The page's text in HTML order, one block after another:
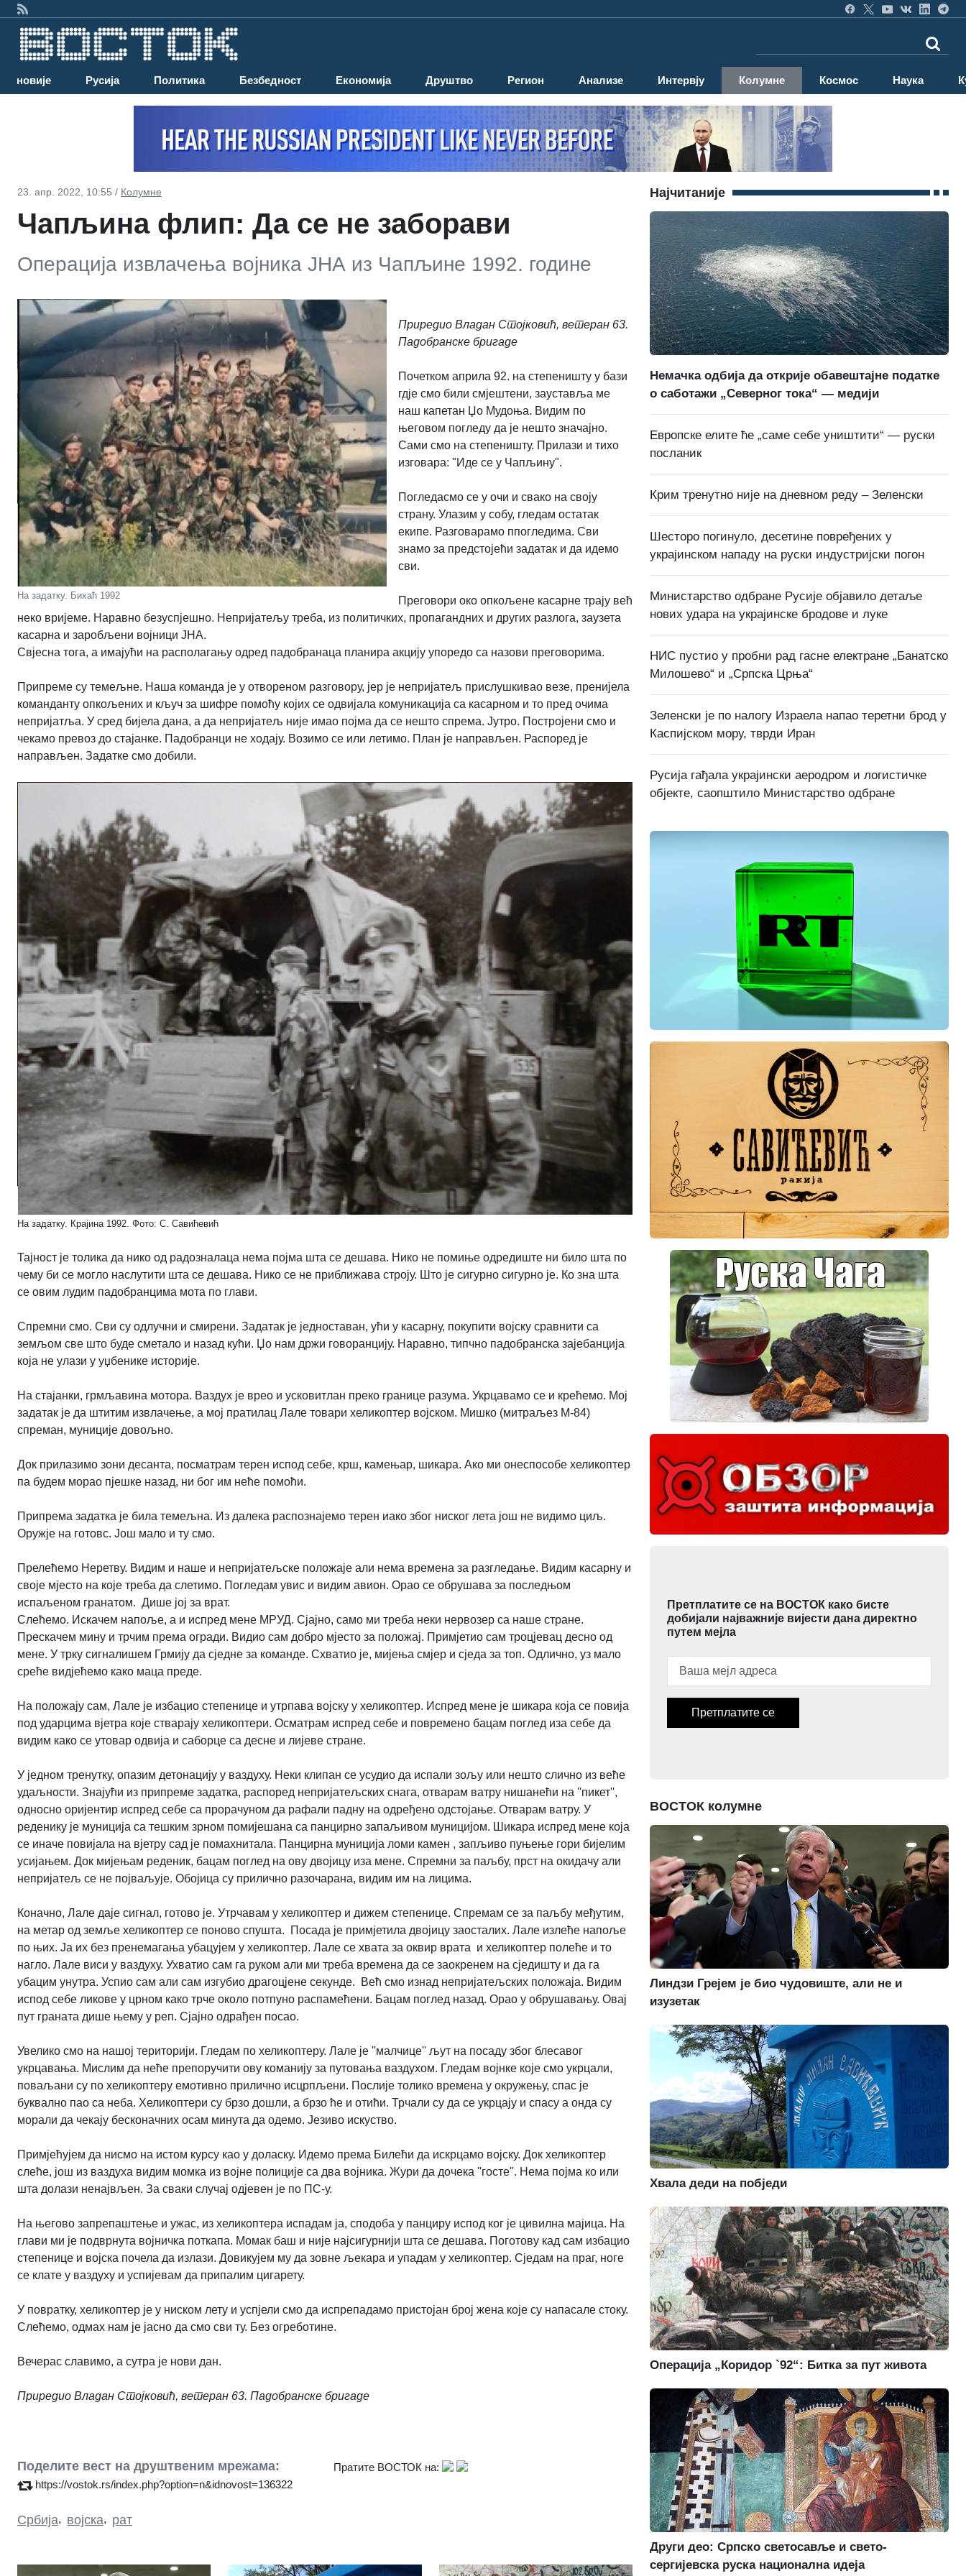
Најновије Русија Политика Безбедност Економија Друштво Регион Анализе Интервју Колумне Космос Наука
23. апр. 2022, 10:55 / Колумне
Чапљина флип: Да се не заборави
Операција извлачења војника ЈНА из Чапљине 1992. године
На задатку. Бихаћ 1992
Приредио Владан Стојковић, ветеран 63.
Падобранске бригаде
Почетком априла 92. на степеништу у бази
гдје смо били смјештени, зауставља ме
наш капетан Џо Мудоња. Видим по
његовом погледу да је нешто значајно.
Сами смо на степеништу. Прилази и тихо
изговара: "Иде се у Чапљину".
Погледасмо се у очи и свако на своју
страну. Улазим у собу, гледам остатак
екипе. Разговарамо ппогледима. Сви
знамо за предстојећи задатак и да идемо
сви.
Преговори око опкољене касарне трају већ
неко вријеме. Наравно безуспјешно. Непријатељу треба, из политичких, пропагандних и других разлога, заузета
касарна и заробљени војници ЈНА.
Свјесна тога, а имајући на располагању одред падобранаца планира акцију упоредо са назови преговорима.
Припреме су темељне. Наша команда је у отвореном разговору, јер је непријатељ прислушкивао везе, пренијела
команданту опкољених и кључ за шифре помоћу којих се одвијала комуникација са касарном и то пред очима
непријатља. У сред бијела дана, а да непријатељ није имао појма да се нешто спрема. Јутро. Постројени смо и
чекамо превоз до стајанке. Падобранци не ходају. Возимо се или летимо. План је направљен. Распоред је
направљен. Задатке смо добили.
На задатку. Крајина 1992. Фото: С. Савићевић
Тајност је толика да нико од радозналаца нема појма шта се дешава. Нико не помиње одредиште ни било шта по
чему би се могло наслутити шта се дешава. Нико се не приближава строју. Што је сигурно сигурно је. Ко зна шта
се овим лудим падобранцима мота по глави.
Спремни смо. Сви су одлучни и смирени. Задатак је једноставан, ући у касарну, покупити војску сравнити са
земљом све што буде сметало и назад кући. Џо нам држи говоранцију. Наравно, типчно падобранска зајебанција
која не улази у уџбенике историје.
На стајанки, грмљавина мотора. Ваздух је врео и усковитлан преко границе разума. Укрцавамо се и крећемо. Мој
задатак је да штитим извлачење, а мој пратилац Лале товари хеликоптер војском. Мишко (митраљез М-84)
спреман, муниције довољно.
Док прилазимо зони десанта, посматрам терен испод себе, крш, камењар, шикара. Ако ми онеспособе хеликоптер
па будем морао пјешке назад, ни бог им неће помоћи.
Припрема задатка је била темељна. Из далека распознајемо терен иако због ниског лета још не видимо циљ.
Оружје на готовс. Још мало и ту смо.
Прелећемо Неретву. Видим и наше и непријатељске положаје али нема времена за разгледање. Видим касарну и
своје мјесто на које треба да слетимо. Погледам увис и видим авион. Орао се обрушава за последњом
испаљеном гранатом. Дише јој за врат.
Слећемо. Искачем напоље, а и испред мене МРУД. Сјајно, само ми треба неки нервозер са наше стране.
Прескачем мину и трчим према огради. Видио сам добро мјесто за положај. Примјетио сам троцјевац десно од
мене. У трку сигналишем Грмију да сједне за команде. Схватио је, мијења смјер и сједа за топ. Одлично, уз мало
среће видјећемо како маца преде.
На положају сам, Лале је избацио степенице и утрпава војску у хеликоптер. Испред мене је шикара која се повија
под ударцима вјетра које стварају хеликоптери. Осматрам испред себе и повремено бацам поглед иза себе да
видим како се утовар одвија и саборце са десне и лијеве стране.
У једном тренутку, опазим детонацију у ваздуху. Неки клипан се усудио да испали зољу или нешто слично из веће
удаљности. Знајући из припреме задатка, распоред непријатељских снага, отварам ватру нишанећи на ''пикет'',
односно оријентир испред себе са прорачуном да рафали падну на одређено одстојање. Отварам ватру. У
реденику је муниција са тешким зрном помијешана са панцирно запаљивом муницијом. Шикара испред мене која
се иначе повијала на вјетру сад је помахнитала. Панцирна муниција ломи камен , запљиво пуњење гори бијелим
усијањем. Док мијењам реденик, бацам поглед на ову двојицу иза мене. Спремни за паљбу, прст на окидачу али
непријатељ се не појваљује. Обојица су прилично разочарана, видим им на лицима.
Коначно, Лале даје сигнал, готово је. Утрчавам у хеликоптер и дижем степенице. Спремам се за паљбу међутим,
на метар од земље хеликоптер се поново спушта. Посада је примјетила двојицу заосталих. Лале излеће напоље
по њих. Ја их без пренемагања убацујем у хеликоптер. Лале се хвата за оквир врата и хеликоптер полеће и то
нагло. Лале виси у ваздуху. Ухватио сам га руком али ми треба времена да се заокренем на сједишту и да га
убацим унутра. Успио сам али сам изгубио драгоцјене секунде. Већ смо изнад непријатељских положаја. Видим
испод себе ликове у црном како трче около потпуно распамећени. Бацам поглед назад. Орао у обрушавању. Овај
пут граната дише њему у реп. Сјајно одрађен посао.
Увелико смо на нашој територији. Гледам по хеликоптеру. Лале је ''малчице'' љут на посаду због блесавог
укрцавања. Мислим да неће препоручити ову команију за путовања ваздухом. Гледам војнке које смо укрцали,
поваљани су по хеликоптеру емотивно прилично исцрпљени. Послије толико времена у окружењу, спас је
буквално пао са неба. Хеликоптери су брзо дошли, а брзо ће и отићи. Трчали су да се укрцају и спасу а онда су
морали да чекају бесконачних осам минута да одемо. Језиво искуство.
Примјећујем да нисмо на истом курсу као у доласку. Идемо према Билећи да искрцамо војску. Док хеликоптер
слеће, још из ваздуха видим момка из војне полиције са два војника. Жури да дочека ''госте''. Нема појма ко или
шта долази ненајвљен. За сваки случај одјевен је по ПС-у.
На његово запрепаштење и ужас, из хеликоптера испадам ја, сподоба у панциру испод ког је цивилна мајица. На
глави ми је подврнута војничка поткапа. Момак баш и није најсигурнији шта се дешава. Поготову кад сам избацио
степенице и војска почела да излази. Довикујем му да зовне љекара и упадам у хеликоптер. Сједам на праг, ноге
се клате у ваздуху и успијевам да припалим цигарету.
У повратку, хеликоптер је у ниском лету и успјели смо да испрепадамо пристојан број жена које су напасале стоку.
Слећемо, одмах нам је јасно да смо сви ту. Без огреботине.
Вечерас славимо, а сутра је нови дан.
Приредио Владан Стојковић, ветеран 63. Падобранске бригаде
Поделите вест на друштвеним мрежама:
https://vostok.rs/index.php?option=n&idnovost=136322
Пратите ВОСТОК на:
Србија, војска, рат
Најчитаније
Немачка одбија да открије обавештајне податке
о саботажи „Северног тока“ — медији
Европске елите ће „саме себе уништити“ — руски
посланик
Крим тренутно није на дневном реду – Зеленски
Шесторо погинуло, десетине повређених у
украјинском нападу на руски индустријски погон
Министарство одбране Русије објавило детаље
нових удара на украјинске бродове и луке
НИС пустио у пробни рад гасне електране „Банатско
Милошево“ и „Српска Црња“
Зеленски је по налогу Израела напао теретни брод у
Каспијском мору, тврди Иран
Русија гађала украјински аеродром и логистичке
објекте, саопштило Министарство одбране
Претплатите се на ВОСТОК како бисте
добијали најважније вијести дана директно
путем мејла
Претплатите се
ВОСТОК колумне
Линдзи Грејем је био чудовиште, али не и
изузетак
Хвала деди на побједи
Операција „Коридор `92“: Битка за пут живота
Други део: Српско светосавље и свето-
сергијевска руска национална идеја